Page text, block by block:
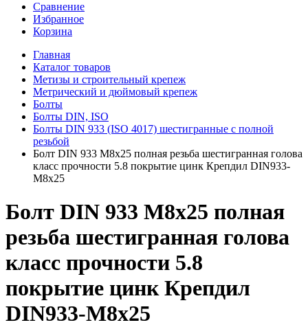
Сравнение
Избранное
Корзина
Главная
Каталог товаров
Метизы и строительный крепеж
Метрический и дюймовый крепеж
Болты
Болты DIN, ISO
Болты DIN 933 (ISO 4017) шестигранные с полной
резьбой
Болт DIN 933 М8х25 полная резьба шестигранная голова
класс прочности 5.8 покрытие цинк Крепдил DIN933-
М8x25
Болт DIN 933 М8х25 полная
резьба шестигранная голова
класс прочности 5.8
покрытие цинк Крепдил
DIN933-М8x25